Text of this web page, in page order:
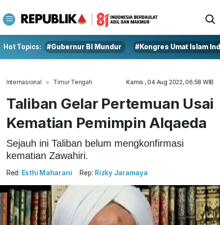
Hot Topics: #Gubernur BI Mundur #Kongres Umat Islam
Internasional Timur Tengah Kamis , 04 Aug 2022, 06:58 WIB
Taliban Gelar Pertemuan Usai
Kematian Pemimpin Alqaeda
Sejauh ini Taliban belum mengkonfirmasi
kematian Zawahiri.
Red: Esthi Maharani Rep: Rizky Jaramaya